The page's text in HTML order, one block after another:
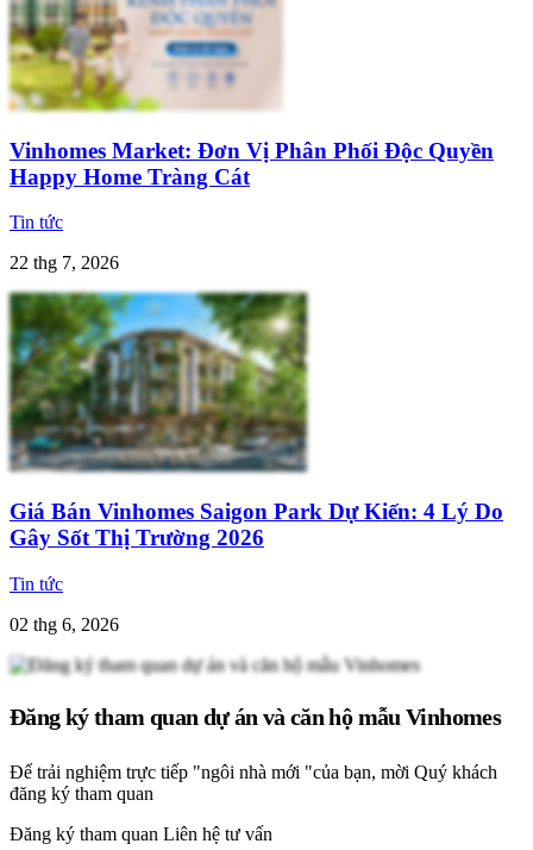
Vinhomes Market: Đơn Vị Phân Phối Độc Quyền
Happy Home Tràng Cát
Tin tức
22 thg 7, 2026
Giá Bán Vinhomes Saigon Park Dự Kiến: 4 Lý Do
Gây Sốt Thị Trường 2026
Tin tức
02 thg 6, 2026
Đăng ký tham quan dự án và căn hộ mẫu Vinhomes
Để trải nghiệm trực tiếp "ngôi nhà mới "của bạn, mời Quý khách
đăng ký tham quan
Đăng ký tham quan Liên hệ tư vấn